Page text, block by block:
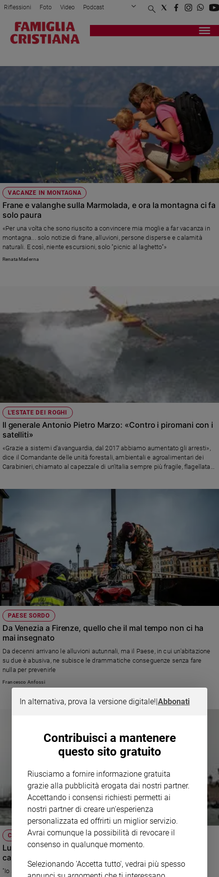
Attualità
Papa
Papa
Chiesa
Chiesa
Fede
e
Società
e
valori
Ambiente
e
Creato
Diritti
Caso
della
settimana
Migranti
Diversità
inclusione
Costume
Cultura
spettacoli
Sanremo
2026
Famiglia
ed
educazione
e
figli
Nonni
Coppia
Riflessioni Foto Video Podcast
Privacy Policy Chi siamo
Registrati Redazione
VACANZE IN MONTAGNA
Frane e valanghe sulla Marmolada, e ora la montagna ci fa
solo paura
«Per una volta che sono riuscito a convincere mia moglie a far vacanza in
montagna... solo notizie di frane, alluvioni, persone disperse e calamità
naturali. E così, niente escursioni, solo "picnic al laghetto"»
Renata Maderna
L'ESTATE DEI ROGHI
Il generale Antonio Pietro Marzo: «Contro i piromani con i
satelliti»
«Grazie a sistemi d'avanguardia, dal 2017 abbiamo aumentato gli arresti»,
dice il Comandante delle unità forestali, ambientali e agroalimentari dei
Carabinieri, chiamato al capezzale di un'Italia sempre più fragile, flagellata
PAESE SORDO
Da Venezia a Firenze, quello che il mal tempo non ci ha
mai insegnato
Da decenni arrivano le alluvioni autunnali, ma il Paese, in cui un'abitazione
su due è abusiva, ne subisce le drammatiche conseguenze senza fare
nulla per prevenirle
Francesco Anfossi
CLIMA
Luca Mercalli: "Stiamo subendo i primi effetti dei
cambiamenti climatici, ma c'è chi ancora li nega"
"Io speravo che una voce così diversa e originale, come quella di Papa
In alternativa, prova la versione digitale!|Abbonati
Contribuisci a mantenere
questo sito gratuito
Riusciamo a fornire informazione gratuita
grazie alla pubblicità erogata dai nostri partner.
Accettando i consensi richiesti permetti ai
nostri partner di creare un'esperienza
personalizzata ed offrirti un miglior servizio.
Avrai comunque la possibilità di revocare il
consenso in qualunque momento.
Selezionando 'Accetta tutto', vedrai più spesso